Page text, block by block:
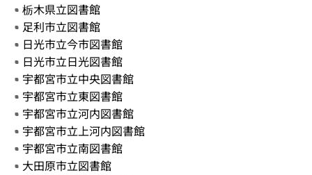
栃木県立図書館
足利市立図書館
日光市立今市図書館
日光市立日光図書館
宇都宮市立中央図書館
宇都宮市立東図書館
宇都宮市立河内図書館
宇都宮市立上河内図書館
宇都宮市立南図書館
大田原市立図書館